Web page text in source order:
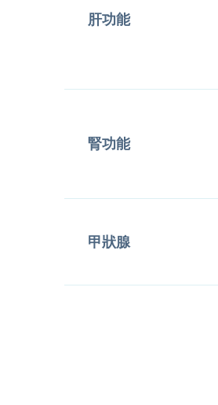
肝功能
腎功能
甲狀腺